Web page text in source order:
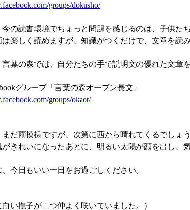
groups/dokusho/
の読書環境でちょっと問題を感じるのは、子供た
楽しく読めますが、知識がつくだけで、文章を読
葉の森では、自分たちの手で説明文の優れた文章
グループ「言葉の森オープン長文」
groups/okaot/
だ雨模様ですが、次第に西から晴れてくるでしょう
きれいになったあとに、明るい太陽が顔を出し、
今日もいい一日をお過ごしください。
白い撫子が二つ仲よく咲いていました。）